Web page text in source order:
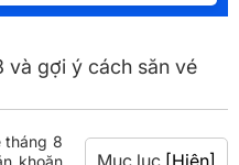
và gợi ý cách săn vé
Mục lục [Hiện]
tháng 8
khoăn